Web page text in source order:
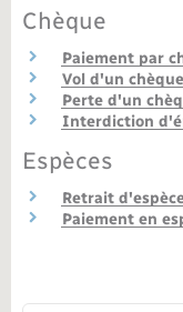
Sport
Tourisme
Nouvel habitant
Nouvelle activité
Chèque
Paiement par
Vol d'un
Perte d'un
Interdiction
Espèces
Retrait
Paiement en